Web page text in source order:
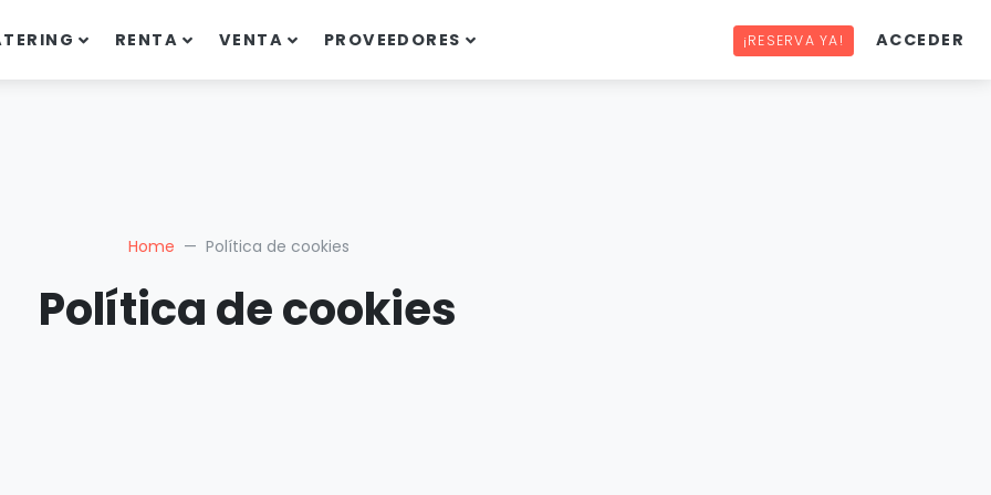
RENTA VENTA PROVEEDORES ¡RESERVA YA! ACCEDER
Home Política de cookies
Política de cookies